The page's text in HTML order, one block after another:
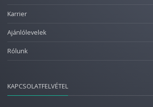
Karrier
Ajánlólevelek
Rólunk
KAPCSOLATFELVÉTEL